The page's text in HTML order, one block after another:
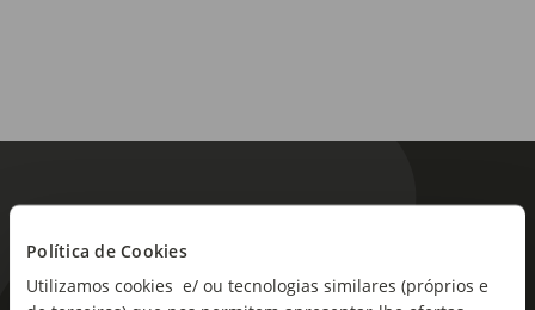
Política de Cookies
Utilizamos cookies e/ ou tecnologias similares (próprios e